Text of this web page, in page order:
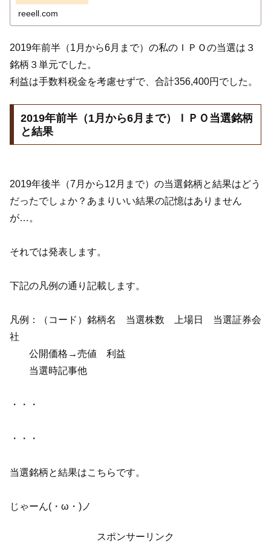
reeell.com
2019年前半（1月から6月まで）の私のＩＰＯの当選は３
銘柄３単元でした。
利益は手数料税金を考慮せずで、合計356,400円でした。
2019年前半（1月から6月まで）ＩＰＯ当選銘柄
と結果
2019年後半（7月から12月まで）の当選銘柄と結果はどう
だったでしょか？あまりいい結果の記憶はありません
が…。
それでは発表します。
下記の凡例の通り記載します。
凡例：（コード）銘柄名 当選株数 上場日 当選証券会
社
公開価格→売値 利益
当選時記事他
・・・
・・・
当選銘柄と結果はこちらです。
じゃーん(・ω・)ノ
スポンサーリンク